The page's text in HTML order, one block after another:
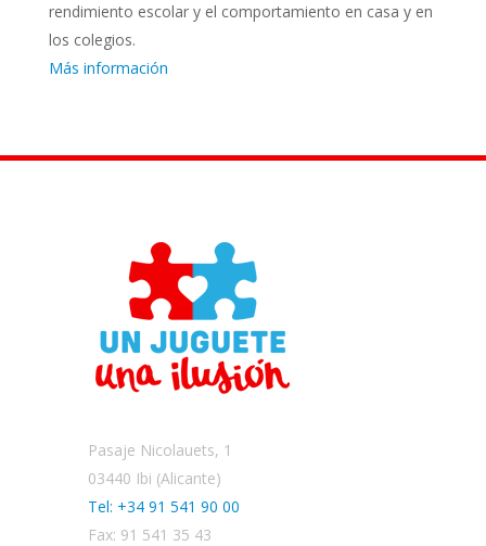
rendimiento escolar y el comportamiento en casa y en
los colegios.
Más información
Pasaje Nicolauets, 1
03440 Ibi (Alicante)
Tel: +34 91 541 90 00
Fax: 91 541 35 43